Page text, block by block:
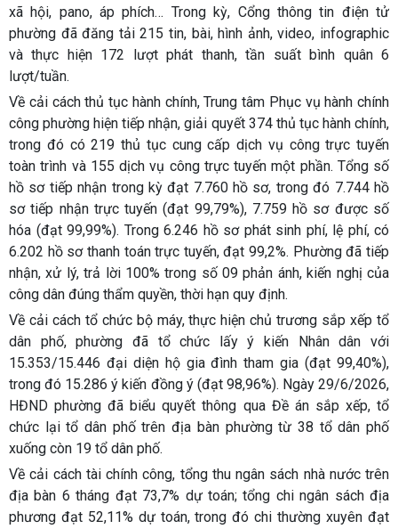
xã hội, pano, áp phích… Trong kỳ, Cổng thông tin điện tử
phường đã đăng tải 215 tin, bài, hình ảnh, video, infographic
và thực hiện 172 lượt phát thanh, tần suất bình quân 6
lượt/tuần.
Về cải cách thủ tục hành chính, Trung tâm Phục vụ hành chính
công phường hiện tiếp nhận, giải quyết 374 thủ tục hành chính,
trong đó có 219 thủ tục cung cấp dịch vụ công trực tuyến
toàn trình và 155 dịch vụ công trực tuyến một phần. Tổng số
hồ sơ tiếp nhận trong kỳ đạt 7.760 hồ sơ, trong đó 7.744 hồ
sơ tiếp nhận trực tuyến (đạt 99,79%), 7.759 hồ sơ được số
hóa (đạt 99,99%). Trong 6.246 hồ sơ phát sinh phí, lệ phí, có
6.202 hồ sơ thanh toán trực tuyến, đạt 99,2%. Phường đã tiếp
nhận, xử lý, trả lời 100% trong số 09 phản ánh, kiến nghị của
công dân đúng thẩm quyền, thời hạn quy định.
Về cải cách tổ chức bộ máy, thực hiện chủ trương sắp xếp tổ
dân phố, phường đã tổ chức lấy ý kiến Nhân dân với
15.353/15.446 đại diện hộ gia đình tham gia (đạt 99,40%),
trong đó 15.286 ý kiến đồng ý (đạt 98,96%). Ngày 29/6/2026,
HĐND phường đã biểu quyết thông qua Đề án sắp xếp, tổ
chức lại tổ dân phố trên địa bàn phường từ 38 tổ dân phố
xuống còn 19 tổ dân phố.
Về cải cách tài chính công, tổng thu ngân sách nhà nước trên
địa bàn 6 tháng đạt 73,7% dự toán; tổng chi ngân sách địa
phương đạt 52,11% dự toán, trong đó chi thường xuyên đạt